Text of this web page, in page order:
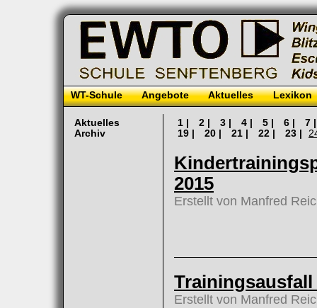
WT-Schule Angebote Aktuelles Lexikon
Aktuelles
Archiv
1 | 2 | 3 | 4 | 5 | 6 |
7
19 |
20 | 21 | 22 | 23 |
2015
Erstellt von Manfred
Trainingsausfall
Erstellt von Manfred